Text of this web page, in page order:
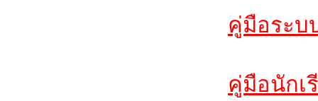
คู่มือระบ
คู่มือนักเ